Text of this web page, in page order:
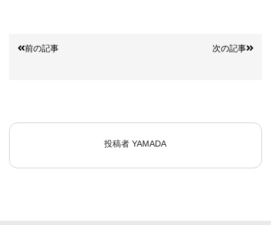
前の記事 次の記事
投稿者 YAMADA